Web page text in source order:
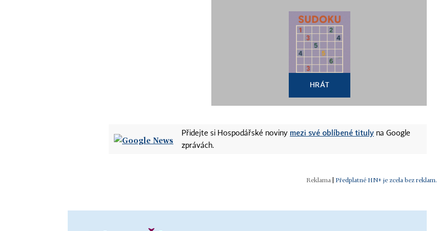
HRÁT
Přidejte si Hospodářské noviny mezi své oblíbené tituly na Google
zprávách.
| Předplatné HN+ je zcela bez reklam.